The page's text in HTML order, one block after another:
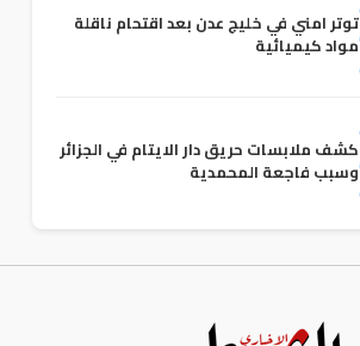
توتر امني في خليج عدن بعد اقتحام ناقلة
مواد كيميائية
كشف ملابسات حريق دار الايتام في الجزائر
وسبب فاجعة المحمدية